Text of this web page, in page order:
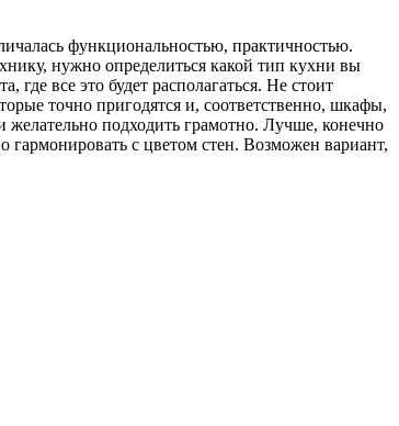
функциональностью, практичностью.
нужно определиться какой тип кухни вы
где все это будет располагаться. Не стоит
точно пригодятся и, соответственно, шкафы,
желательно подходить грамотно. Лучше, конечно
гармонировать с цветом стен. Возможен вариант,